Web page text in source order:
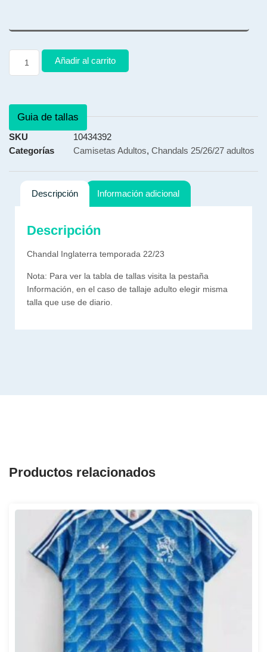
Añadir al carrito
Guia de tallas
SKU
10434392
Categorías
Camisetas Adultos, Chandals 25/26/27 adultos
Descripción Información adicional
Descripción
Chandal Inglaterra temporada 22/23
Nota: Para ver la tabla de tallas visita la pestaña
Información, en el caso de tallaje adulto elegir misma
talla que use de diario.
Productos relacionados